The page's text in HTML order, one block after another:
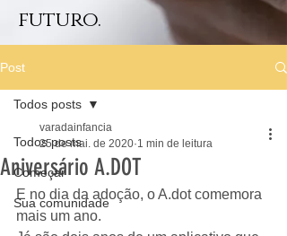
futuro.
Post
Todos posts
Começar
Sua comunidade
Todos posts
Aniversário A.DOT
varadainfancia
25 de mai. de 2020 1 min de leitura
E no dia da adoção, o A.dot comemora
mais um ano.